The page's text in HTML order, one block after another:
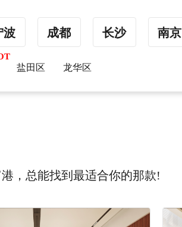
波 成都 长沙 南京
盐田区 龙华区
，总能找到最适合你的那款!